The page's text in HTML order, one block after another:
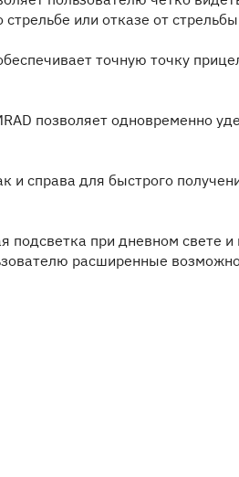
или отказе от
точную точку
позволяет одновременно
и справа для быстрого
подсветка при дневном свете и
расширенные